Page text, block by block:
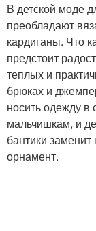
В детской моде
преобладают
кардиганы. Что
предстоит
теплых и
брюках и
носить одежду в
мальчишкам, и
бантики
орнамент.